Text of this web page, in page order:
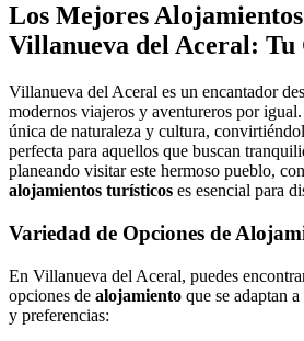
Los Mejores
Villanueva del Aceral: Tu
Villanueva del Aceral es un encantador
modernos viajeros y aventureros por
única de naturaleza y cultura,
perfecta para aquellos que buscan
planeando visitar este hermoso pueblo,
alojamientos turísticos es esencial para
Variedad de Opciones de
En Villanueva del Aceral, puedes
opciones de alojamiento que se adaptan
y preferencias: